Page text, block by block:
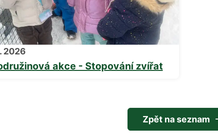
2026
akce - Stopování zvířat
Zpět na seznam